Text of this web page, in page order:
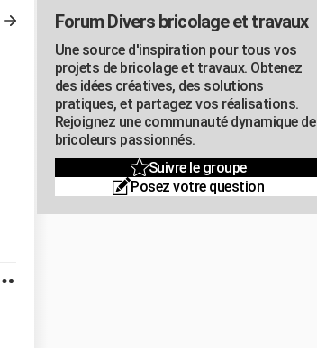
Forum Divers bricolage et travaux
Une source d'inspiration pour tous vos
projets de bricolage et travaux. Obtenez
des idées créatives, des solutions
pratiques, et partagez vos réalisations.
Rejoignez une communauté dynamique de
bricoleurs passionnés.
Suivre le groupe
Posez votre question